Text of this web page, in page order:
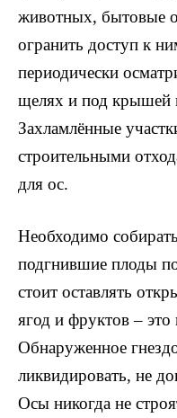
животных, бытовые
огранить доступ к
периодически
щелях и под крышей
Захламлённые
строительными
для ос.
Необходимо
подгнившие плоды
стоит оставлять
ягод и фруктов –
Обнаруженное
ликвидировать, не
Осы никогда не